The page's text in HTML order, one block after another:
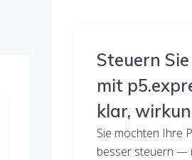
Steuern
mit
klar,
Sie möchten Ihre
besser steuern —